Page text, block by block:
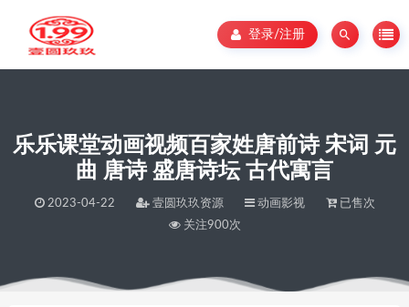
登录/注册
乐乐课堂动画视频百家姓唐前诗 宋词 元
曲 唐诗 盛唐诗坛 古代寓言
2023-04-22 壹圆玖玖资源 动画影视
已售次
关注900次
当前位置：壹圆玖玖资源 >乐乐课堂动画视频百家姓唐前诗 宋词 元曲 唐诗 盛唐诗坛 古代寓言